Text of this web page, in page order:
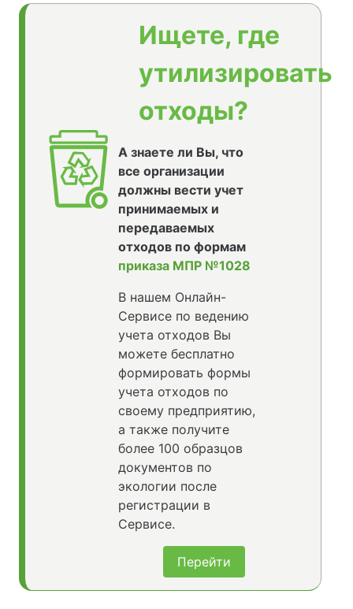
Ищете, где
утилизировать
отходы?
А знаете ли Вы, что
все организации
должны вести учет
принимаемых и
передаваемых
отходов по формам
приказа МПР №1028
В нашем Онлайн-
Сервисе по ведению
учета отходов Вы
можете бесплатно
формировать формы
учета отходов по
своему предприятию,
а также получите
более 100 образцов
документов по
экологии после
регистрации в
Сервисе.
Перейти